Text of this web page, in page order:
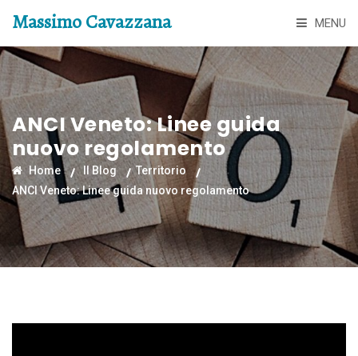
Massimo Cavazzana MENU
ANCI Veneto: Linee guida
nuovo regolamento
Home Il Blog
Territorio
ANCI Veneto: Linee guida nuovo regolamento